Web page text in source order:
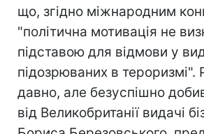
що, згідно міжнародним
"політична мотивація не
підставою для відмови у
підозрюваних в тероризмі".
давно, але безуспішно
від Великобританії видачі